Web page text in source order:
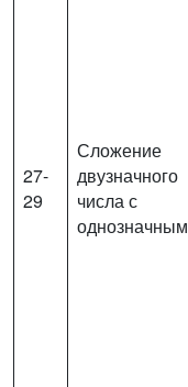
27-
29
Сложение
двузначного
числа с
однозначным